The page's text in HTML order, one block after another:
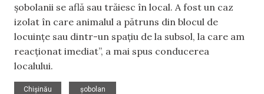
șobolanii se află sau trăiesc în local. A fost un caz
izolat în care animalul a pătruns din blocul de
locuințe sau dintr-un spațiu de la subsol, la care am
reacționat imediat”, a mai spus conducerea
localului.
Chișinău
șobolan